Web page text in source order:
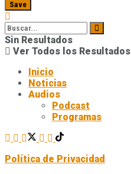
Sin Resultados
Ver Todos los Resultados
Inicio
Noticias
Audios
Podcast
Programas
Política de Privacidad